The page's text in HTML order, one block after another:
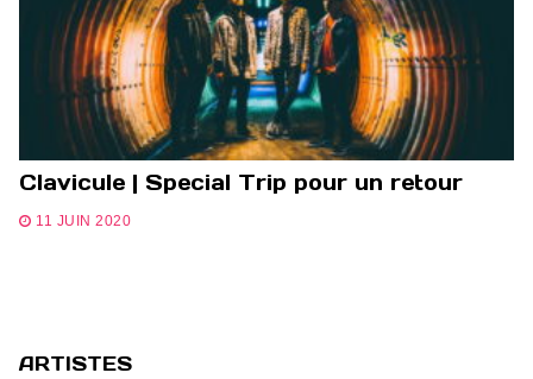
Clavicule | Special Trip pour un retour
11 JUIN 2020
ARTISTES